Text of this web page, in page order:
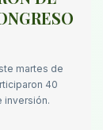
martes de
40
inversión.